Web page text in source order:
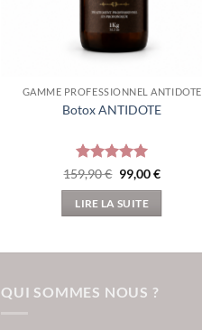
GAMME PROFESSIONNEL ANTIDOTE
Botox ANTIDOTE
Note5 sur
159,90€ Le
prix
initial
était :
99,00€Le
LIRE LA SUITE
QUI SOMMES NOUS ?